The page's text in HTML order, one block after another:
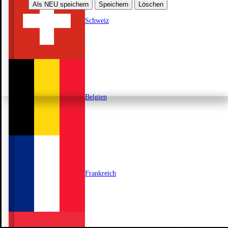
Als NEU speichern Speichern Löschen
Schweiz
Belgien
Frankreich